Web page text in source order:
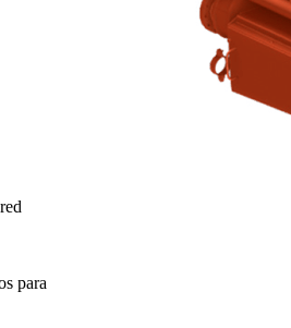
para